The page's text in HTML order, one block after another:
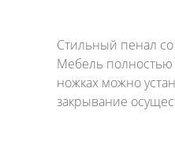
Стильный пенал
Мебель полностью
ножках можно
закрывание